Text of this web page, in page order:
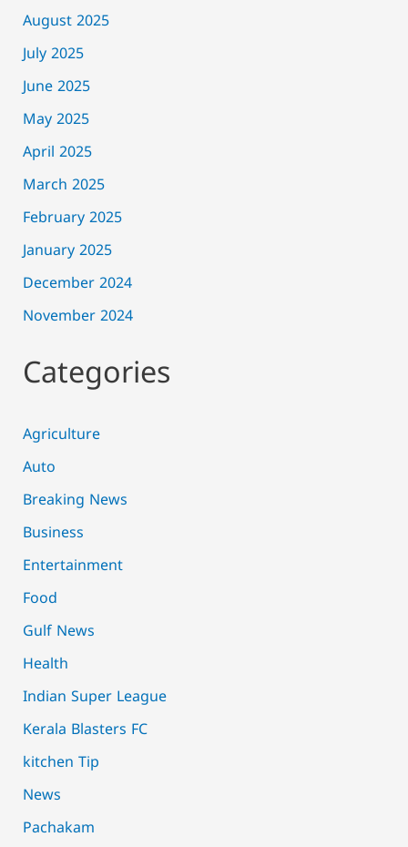
August 2025
July 2025
June 2025
May 2025
April 2025
March 2025
February 2025
January 2025
December 2024
November 2024
Categories
Agriculture
Auto
Breaking News
Business
Entertainment
Food
Gulf News
Health
Indian Super League
Kerala Blasters FC
kitchen Tip
News
Pachakam